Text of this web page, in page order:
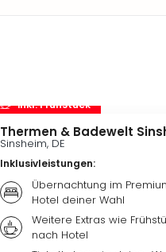
inkl. Frühstück
Thermen & Badewelt
Sinsheim, DE
Inklusivleistungen:
Übernachtung im
Hotel deiner Wahl
Weitere Extras wie
nach Hotel